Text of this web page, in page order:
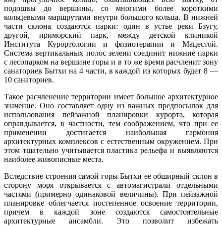
подошвы до вершины, со многими более короткими
кольцевыми маршрутами внутри большого кольца. В нижней
части склона создаются парки: один в устье реки Бзугу,
другой, приморский парк, между детской клиникой
Института Курортологии и физиотерапии и Мацестой.
Система вертикальных полос зелени соединит нижние парки
с лесопарком на вершине горы и в то же время расчленит зону
санаториев Бытхи на 4 части, в каждой из которых будет 8 —
10 санаториев.
Такое расчленение территории имеет большое архитектурное
значение. Оно составляет одну из важных предпосылок для
использования пейзажной планировки курорта, которая
оправдывается, в частности, тем соображением, что при ее
применении достигается наибольшая гармония
архитектурных комплексов с естественным окружением. При
этом тщательно учитывается пластика рельефа и выявляются
наиболее живописные места.
Вследствие строения самой горы Бытхи ее обширный склон в
сторону моря открывается с автомагистрали отдельными
частями (примерно одинаковой величины). При пейзажной
планировке облегчается постепенное освоение территории,
причем в каждой зоне создаются самостоятельные
архитектурные ансамбли. Это позволит избежать